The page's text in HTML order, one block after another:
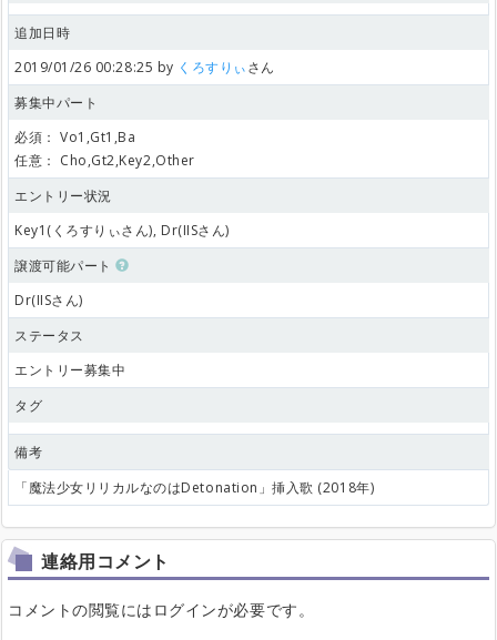
追加日時
2019/01/26 00:28:25 by くろすりぃさん
募集中パート
必須： Vo1,Gt1,Ba
任意： Cho,Gt2,Key2,Other
エントリー状況
Key1(くろすりぃさん), Dr(IISさん)
譲渡可能パート
Dr(IISさん)
ステータス
エントリー募集中
タグ
備考
「魔法少女リリカルなのはDetonation」挿入歌 (2018年)
連絡用コメント
コメントの閲覧にはログインが必要です。